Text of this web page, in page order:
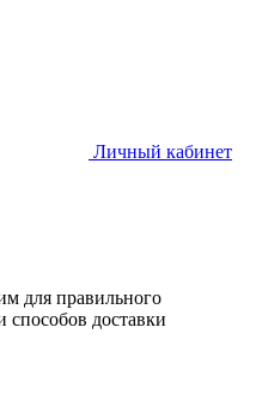
Личный кабинет
для правильного
способов доставки